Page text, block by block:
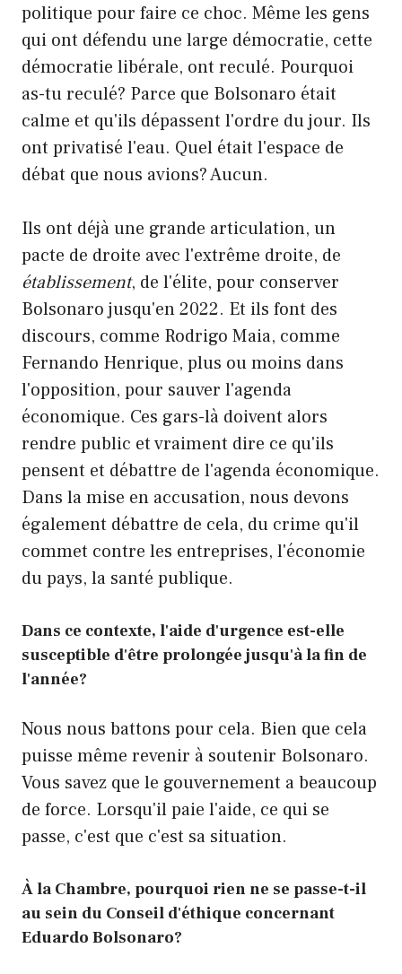
politique pour faire ce choc. Même les gens
qui ont défendu une large démocratie, cette
démocratie libérale, ont reculé. Pourquoi
as-tu reculé? Parce que Bolsonaro était
calme et qu'ils dépassent l'ordre du jour. Ils
ont privatisé l'eau. Quel était l'espace de
débat que nous avions? Aucun.
Ils ont déjà une grande articulation, un
pacte de droite avec l'extrême droite, de
établissement, de l'élite, pour conserver
Bolsonaro jusqu'en 2022. Et ils font des
discours, comme Rodrigo Maia, comme
Fernando Henrique, plus ou moins dans
l'opposition, pour sauver l'agenda
économique. Ces gars-là doivent alors
rendre public et vraiment dire ce qu'ils
pensent et débattre de l'agenda économique.
Dans la mise en accusation, nous devons
également débattre de cela, du crime qu'il
commet contre les entreprises, l'économie
du pays, la santé publique.
Dans ce contexte, l'aide d'urgence est-elle
susceptible d'être prolongée jusqu'à la fin de
l'année?
Nous nous battons pour cela. Bien que cela
puisse même revenir à soutenir Bolsonaro.
Vous savez que le gouvernement a beaucoup
de force. Lorsqu'il paie l'aide, ce qui se
passe, c'est que c'est sa situation.
À la Chambre, pourquoi rien ne se passe-t-il
au sein du Conseil d'éthique concernant
Eduardo Bolsonaro?